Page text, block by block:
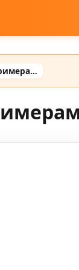
Промт для малышей (с примерами готовых промтов)